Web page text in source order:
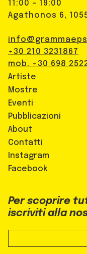
11:00 - 19:00
Agathonos 6,
+30 210 3231867
mob. +30 698
Artiste
Mostre
Eventi
Pubblicazioni
About
Contatti
Instagram
Facebook
Per scoprire
iscriviti alla